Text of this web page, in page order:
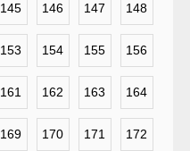
145 146 147 148
153 154 155 156
161 162 163 164
169 170 171 172